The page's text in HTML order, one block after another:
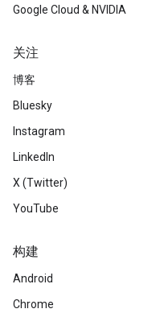
Google Cloud & NVIDIA
关注
博客
Bluesky
Instagram
LinkedIn
X (Twitter)
YouTube
构建
Android
Chrome